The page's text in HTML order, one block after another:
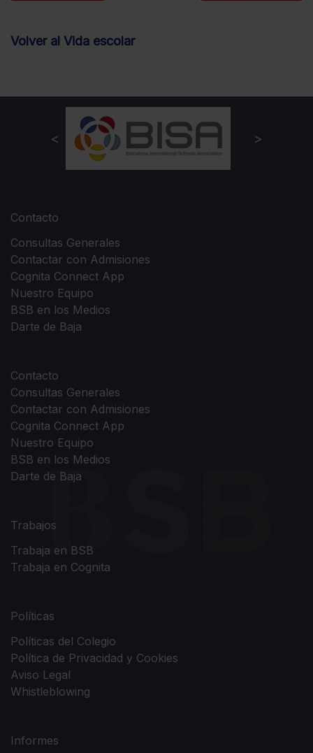
Volver al Vida escolar
Contacto
Consultas Generales
Contactar con Admisiones
Cognita Connect App
Nuestro Equipo
BSB en los Medios
Darte de Baja
Contacto
Consultas Generales
Contactar con Admisiones
Cognita Connect App
Nuestro Equipo
BSB en los Medios
Darte de Baja
Trabajos
Trabaja en BSB
Trabaja en Cognita
Políticas
Políticas del Colegio
Política de Privacidad y Cookies
Aviso Legal
Whistleblowing
Informes